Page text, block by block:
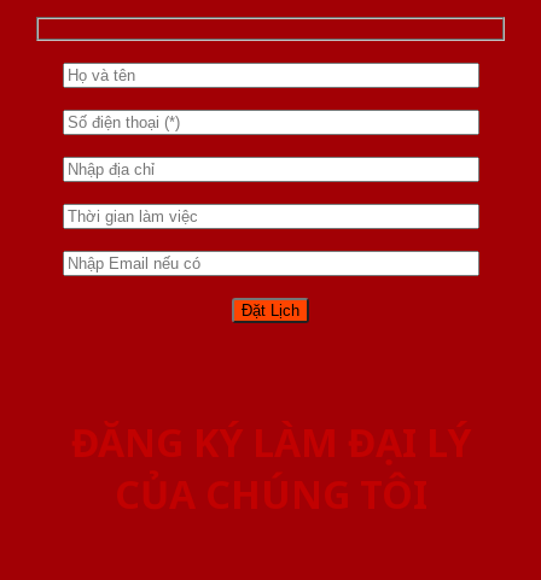
ĐĂNG KÝ LÀM ĐẠI LÝ
CỦA CHÚNG TÔI